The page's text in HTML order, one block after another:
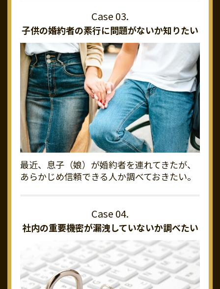
子供の婚約者の素行に問題がないか知りたい
最近、息子（娘）が婚約者を連れてきたが、
あらかじめ信頼できる人か調べておきたい。
社内の重要機密が漏洩していないか調べたい